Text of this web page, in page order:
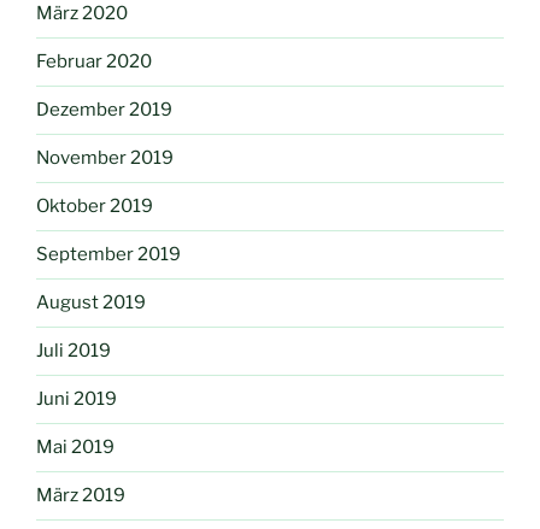
März 2020
Februar 2020
Dezember 2019
November 2019
Oktober 2019
September 2019
August 2019
Juli 2019
Juni 2019
Mai 2019
März 2019